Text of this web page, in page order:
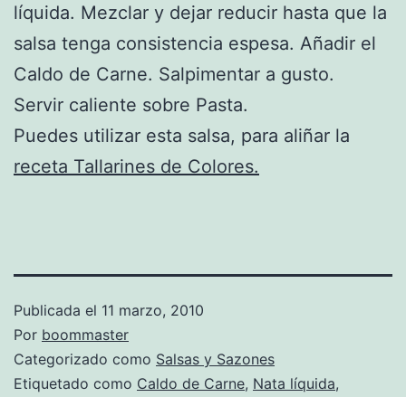
líquida. Mezclar y dejar reducir hasta que la
salsa tenga consistencia espesa. Añadir el
Caldo de Carne. Salpimentar a gusto.
Servir caliente sobre Pasta.
Puedes utilizar esta salsa, para aliñar la
receta Tallarines de Colores.
Publicada el 11 marzo, 2010
Por boommaster
Categorizado como Salsas y Sazones
Etiquetado como Caldo de Carne, Nata líquida,